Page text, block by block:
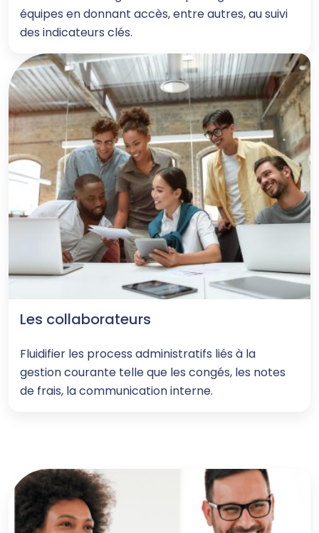
équipes en donnant accès, entre autres, au suivi
des indicateurs clés.
Les collaborateurs
Fluidifier les process administratifs liés à la
gestion courante telle que les congés, les notes
de frais, la communication interne.